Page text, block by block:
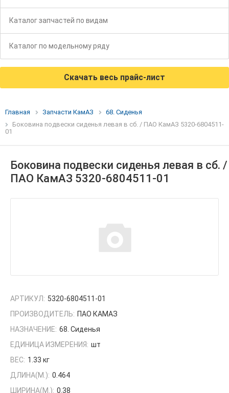
Каталог запчастей по видам
Каталог по модельному ряду
Скачать весь прайс-лист
Главная Запчасти КамАЗ
68. Сиденья
Боковина подвески сиденья левая в сб. / ПАО КамАЗ 5320-6804511-
01
Боковина подвески сиденья левая в сб. /
ПАО КамАЗ 5320-6804511-01
АРТИКУЛ: 5320-6804511-01
ПРОИЗВОДИТЕЛЬ: ПАО КАМАЗ
НАЗНАЧЕНИЕ: 68. Сиденья
ЕДИНИЦА ИЗМЕРЕНИЯ: шт
ВЕС: 1.33 кг
ДЛИНА(М.): 0.464
ШИРИНА(М.): 0.38